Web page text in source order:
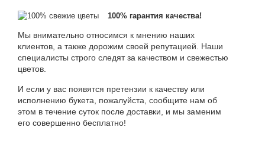
100% гарантия качества!
Мы внимательно относимся к мнению наших
клиентов, а также дорожим своей репутацией. Наши
специалисты строго следят за качеством и свежестью
цветов.
И если у вас появятся претензии к качеству или
исполнению букета, пожалуйста, сообщите нам об
этом в течение суток после доставки, и мы заменим
его совершенно бесплатно!